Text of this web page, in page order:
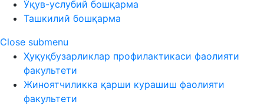
Ўқув-услубий бошқарма
Ташкилий бошқарма
Close submenu
Ҳуқуқбузарликлар профилактикаси фаолияти
факультети
Жиноятчиликка қарши курашиш фаолияти
факультети